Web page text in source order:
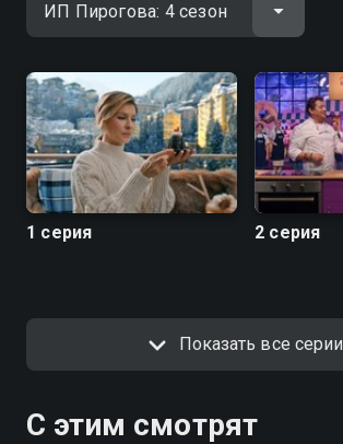
1 серия 2 серия
Показать все серии
С этим смотрят